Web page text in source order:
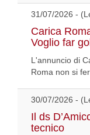
31/07/2026 -
Carica
Voglio far
L'annuncio di
Roma non si
30/07/2026 -
Il ds
tecnico